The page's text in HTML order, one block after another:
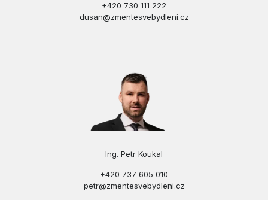
+420 730 111 222
dusan@zmentesvebydleni.cz
Ing. Petr Koukal
+420 737 605 010
petr@zmentesvebydleni.cz